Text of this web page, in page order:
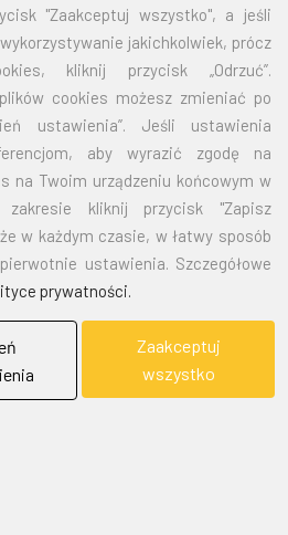
"Zaakceptuj wszystko", a jeśli
jakichkolwiek, prócz
kliknij przycisk „Odrzuć”.
cookies możesz zmieniać po
ustawienia”. Jeśli ustawienia
aby wyrazić zgodę na
na Twoim urządzeniu końcowym w
kliknij przycisk "Zapisz
w każdym czasie, w łatwy sposób
ustawienia. Szczegółowe
prywatności.
Zaakceptuj
wszystko
83,03
105,00
186,35
,biuro@bielflag.pl
816 21 78